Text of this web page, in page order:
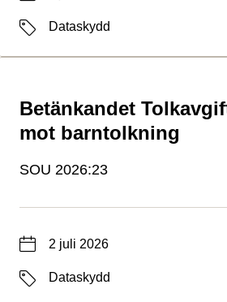
EtiketterDataskydd
Betänkandet
mot barntolkning
Typ av sida
SOU 2026:23
Datum2 juli 2026
EtiketterDataskydd